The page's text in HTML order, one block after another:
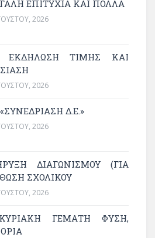
ΕΠΙΤΥΧΊΑ ΚΑΙ ΠΟΛΛΆ
2026
ΕΚΔΉΛΩΣΗ ΤΙΜΉΣ ΚΑΙ
2026
Δ.Ε.»
2026
ΔΙΑΓΩΝΙΣΜΟΥ (ΓΙΑ
ΣΧΟΛΙΚΟΎ
2026
ΓΕΜΆΤΗ ΦΎΣΗ,